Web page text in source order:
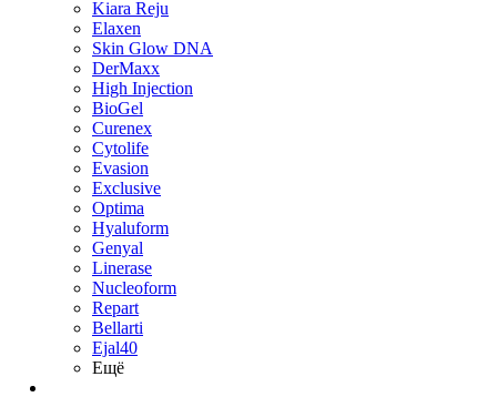
Kiara Reju
Elaxen
Skin Glow DNA
DerMaxx
High Injection
BioGel
Curenex
Cytolife
Evasion
Exclusive
Optima
Hyaluform
Genyal
Linerase
Nucleoform
Repart
Bellarti
Ejal40
Ещё